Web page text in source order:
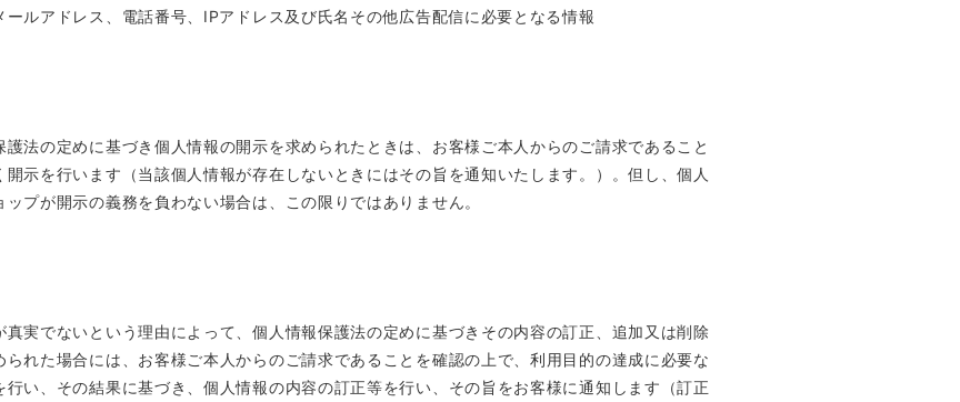
ールアドレス、電話番号、IPアドレス及び氏名その他広告配信に必要となる情報
法の定めに基づき個人情報の開示を求められたときは、お客様ご本人からのご請求であること
示を行います（当該個人情報が存在しないときにはその旨を通知いたします。）。但し、個人
プが開示の義務を負わない場合は、この限りではありません。
実でないという理由によって、個人情報保護法の定めに基づきその内容の訂正、追加又は削除
られた場合には、お客様ご本人からのご請求であることを確認の上で、利用目的の達成に必要な
い、その結果に基づき、個人情報の内容の訂正等を行い、その旨をお客様に通知します（訂正